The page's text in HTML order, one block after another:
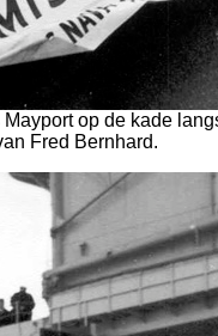
op de kade
Fred Bernhard.